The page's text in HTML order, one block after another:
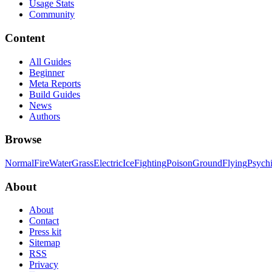
Usage Stats
Community
Content
All Guides
Beginner
Meta Reports
Build Guides
News
Authors
Browse
NormalFireWaterGrassElectricIceFightingPoisonGroundFlying
About
About
Contact
Press kit
Sitemap
RSS
Privacy